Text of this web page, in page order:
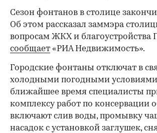
Сезон фонтанов в столице
Об этом рассказал заммэра
вопросам ЖКХ и благоустройства
сообщает «РИА Недвижимость».
Городские фонтаны отключат в
холодными погодными
ближайшее время специалисты
комплексу работ по консервации
включают слив воды, промывку
насадок с установкой заглушек,